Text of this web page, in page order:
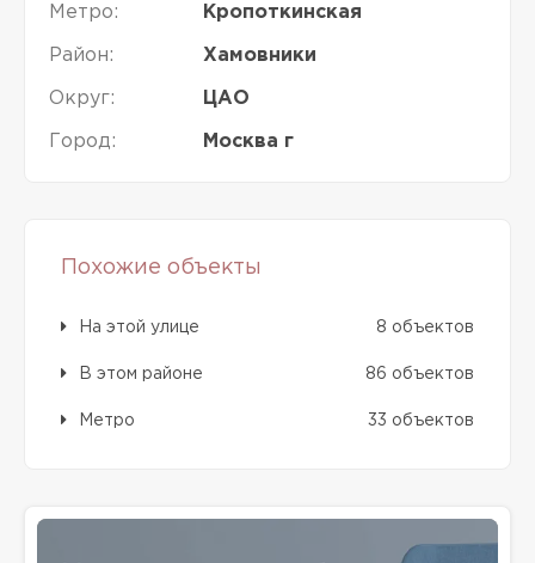
Метро: Кропоткинская
Район: Хамовники
Округ: ЦАО
Город: Москва г
Похожие объекты
На этой улице 8 объектов
В этом районе 86 объектов
Метро 33 объектов